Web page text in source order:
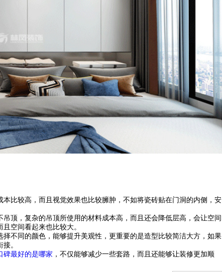
比较高，而且视觉效果也比较臃肿，不如将瓷砖贴在门洞的内侧，安
顶，复杂的吊顶所使用的材料成本高，而且还会降低层高，会让空间
空间看起来也比较大。
不同的颜色，能够提升美观性，更重要的是造型比较简洁大方，如果
。
碑最好的是哪家 ，不仅能够减少一些套路，而且还能够让装修更加顺